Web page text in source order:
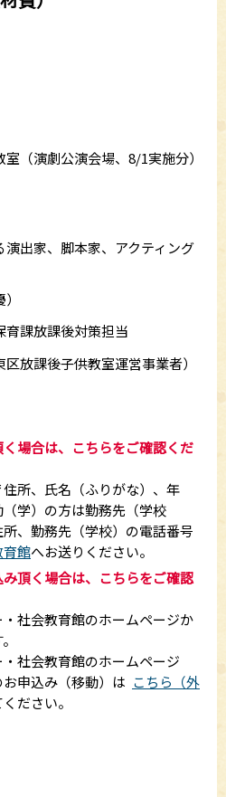
（演劇公演会場、8/1実施分）
出家、脚本家、アクティング
育課放課後対策担当
放課後子供教室運営事業者）
く場合は、こちらをご確認くだ
所、氏名（ふりがな）、年
学）の方は勤務先（学校
、勤務先（学校）の電話番号
育館へお送りください。
み頂く場合は、こちらをご確認
社会教育館のホームページか
社会教育館のホームページ
お申込み（移動）は こちら（外
ださい。